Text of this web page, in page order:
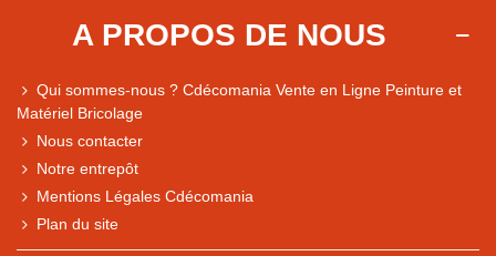
A PROPOS DE NOUS
Qui sommes-nous ? Cdécomania Vente en Ligne Peinture et
Matériel Bricolage
Nous contacter
Notre entrepôt
Mentions Légales Cdécomania
Plan du site